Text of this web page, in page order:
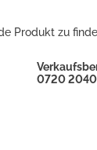
Produkt zu
0720